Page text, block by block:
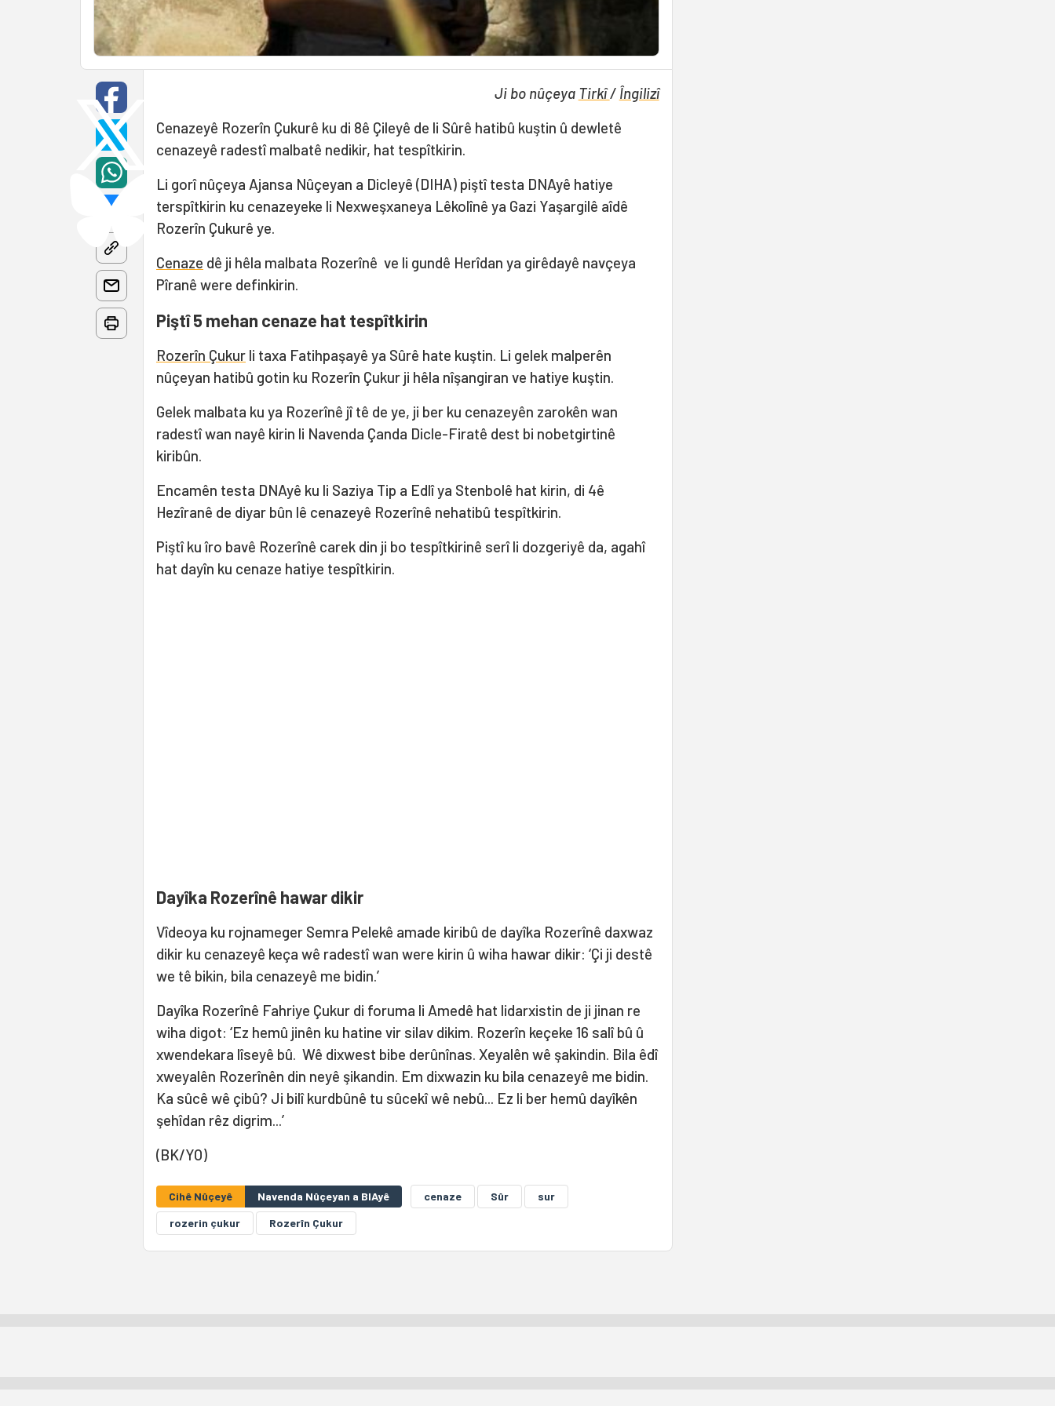
Ji bo nûçeya Tirkî/ Îngilizî
Cenazeyê Rozerîn Çukurê ku di 8ê Çileyê de li Sûrê hatibû kuştin û dewletê
cenazeyê radestî malbatê nedikir, hat tespîtkirin.
Li gorî nûçeya Ajansa Nûçeyan a Dicleyê (DIHA) piştî testa DNAyê hatiye
terspîtkirin ku cenazeyeke li Nexweşxaneya Lêkolînê ya Gazi Yaşargilê aîdê
Rozerîn Çukurê ye.
Cenaze dê ji hêla malbata Rozerînê ve li gundê Herîdan ya girêdayê navçeya
Pîranê were definkirin.
Piştî 5 mehan cenaze hat tespîtkirin
Rozerîn Çukur li taxa Fatihpaşayê ya Sûrê hate kuştin. Li gelek malperên
nûçeyan hatibû gotin ku Rozerîn Çukur ji hêla nîşangiran ve hatiye kuştin.
Gelek malbata ku ya Rozerînê jî tê de ye, ji ber ku cenazeyên zarokên wan
radestî wan nayê kirin li Navenda Çanda Dicle-Firatê dest bi nobetgirtinê
kiribûn.
Encamên testa DNAyê ku li Saziya Tip a Edlî ya Stenbolê hat kirin, di 4ê
Hezîranê de diyar bûn lê cenazeyê Rozerînê nehatibû tespîtkirin.
Piştî ku îro bavê Rozerînê carek din ji bo tespîtkirinê serî li dozgeriyê da, agahî
hat dayîn ku cenaze hatiye tespîtkirin.
Dayîka Rozerînê hawar dikir
Vîdeoya ku rojnameger Semra Pelekê amade kiribû de dayîka Rozerînê daxwaz
dikir ku cenazeyê keça wê radestî wan were kirin û wiha hawar dikir: ‘Çi ji destê
we tê bikin, bila cenazeyê me bidin.’
Dayîka Rozerînê Fahriye Çukur di foruma li Amedê hat lidarxistin de ji jinan re
wiha digot: ‘Ez hemû jinên ku hatine vir silav dikim. Rozerîn keçeke 16 salî bû û
xwendekara lîseyê bû. Wê dixwest bibe derûnînas. Xeyalên wê şakindin. Bila êdî
xweyalên Rozerînên din neyê şikandin. Em dixwazin ku bila cenazeyê me bidin.
Ka sûcê wê çibû? Ji bilî kurdbûnê tu sûcekî wê nebû... Ez li ber hemû dayîkên
şehîdan rêz digrim...’
(BK/YO)
Cihê Nûçeyê Navenda Nûçeyan a BIAyê cenaze Sûr
sur
rozerin çukur
Rozerîn Çukur